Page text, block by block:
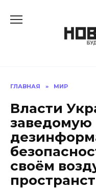
ГЛАВНАЯ » МИР
Власти
заведомую
своём